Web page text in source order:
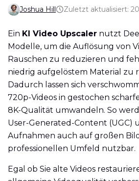
Joshua Hill Zuletzt aktualisiert:
Ein KI Video Upscaler nutzt
Modelle, um die Auflösung von
Rauschen zu reduzieren und
niedrig aufgelöstem Material zu
Dadurch lassen sich
720p-Videos in gestochen
8K-Qualität umwandeln. So
User-Generated-Content (UGC)
Aufnahmen auch auf großen
professionellen Umfeld nutzbar.
Egal ob Sie alte Videos